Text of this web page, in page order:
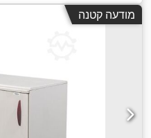
מודעה קטנה